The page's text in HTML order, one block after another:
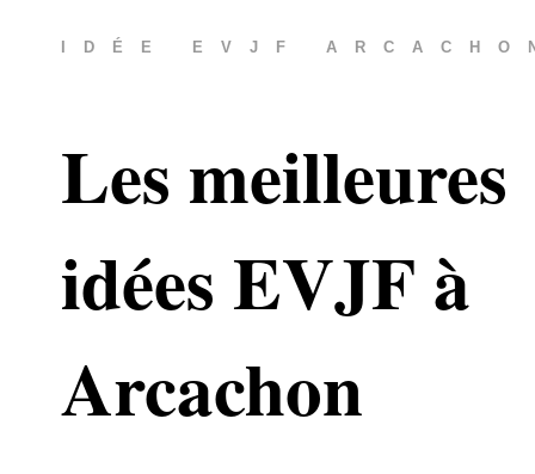
IDÉE EVJF
Les meilleures
idées EVJF à
Arcachon